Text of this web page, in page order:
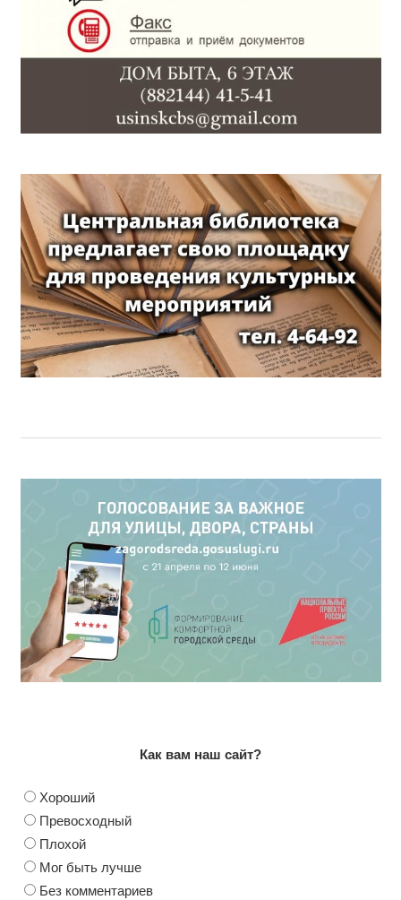
Как вам наш сайт?
Хороший
Превосходный
Плохой
Мог быть лучше
Без комментариев